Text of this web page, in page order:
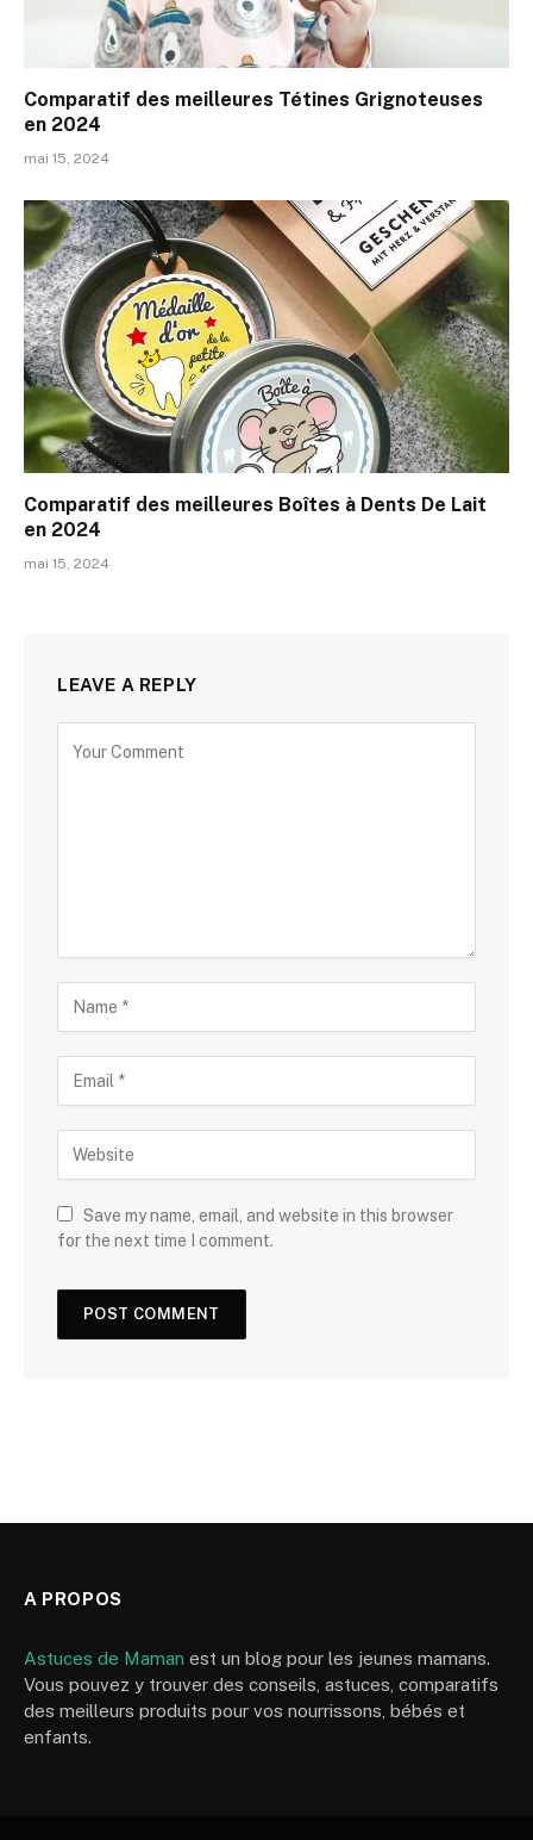
Comparatif des meilleures Tétines Grignoteuses
en 2024
mai 15, 2024
Comparatif des meilleures Boîtes à Dents De Lait
en 2024
mai 15, 2024
LEAVE A REPLY
Save my name, email, and website in this browser
for the next time I comment.
A PROPOS
Astuces de Maman est un blog pour les jeunes mamans.
Vous pouvez y trouver des conseils, astuces, comparatifs
des meilleurs produits pour vos nourrissons, bébés et
enfants.